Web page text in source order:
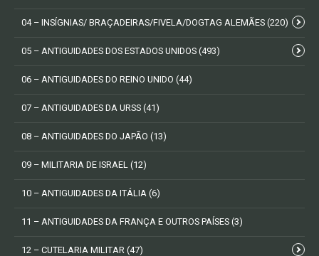
04 – INSÍGNIAS/ BRAÇADEIRAS/FIVELA/DOGTAG ALEMÃES (220)
05 – ANTIGUIDADES DOS ESTADOS UNIDOS (493)
06 – ANTIGUIDADES DO REINO UNIDO (44)
07 – ANTIGUIDADES DA URSS (41)
08 – ANTIGUIDADES DO JAPÃO (13)
09 – MILITARIA DE ISRAEL (12)
10 – ANTIGUIDADES DA ITÁLIA (6)
11 – ANTIGUIDADES DA FRANÇA E OUTROS PAÍSES (3)
12 – CUTELARIA MILITAR (47)